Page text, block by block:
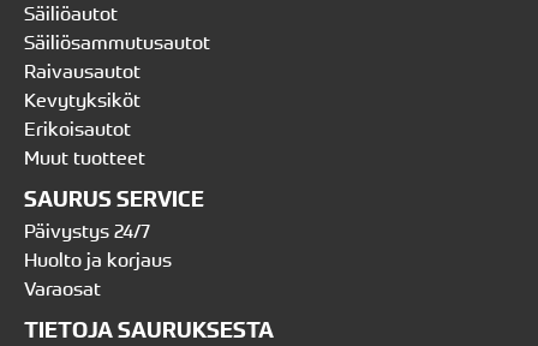
Säiliöautot
Säiliösammutusautot
Raivausautot
Kevytyksiköt
Erikoisautot
Muut tuotteet
SAURUS SERVICE
Päivystys 24/7
Huolto ja korjaus
Varaosat
TIETOJA SAURUKSESTA